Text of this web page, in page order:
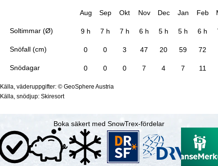
Soltimmar (Ø)
Snöfall (cm)
Snödagar
Aug Sep Okt Nov Dec Jan Feb
9 h 7 h 7 h 6 h 5 h 5 h 6 h
0 0 3 47 20 59 72
0 0 0 7 4 7 11
Källa, väderuppgifter: © GeoSphere Austria
Källa, snödjup: Skiresort
Boka säkert med SnowTrex-fördelar